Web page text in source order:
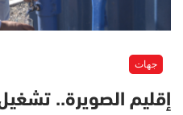
جهات
إقليم الصويرة..